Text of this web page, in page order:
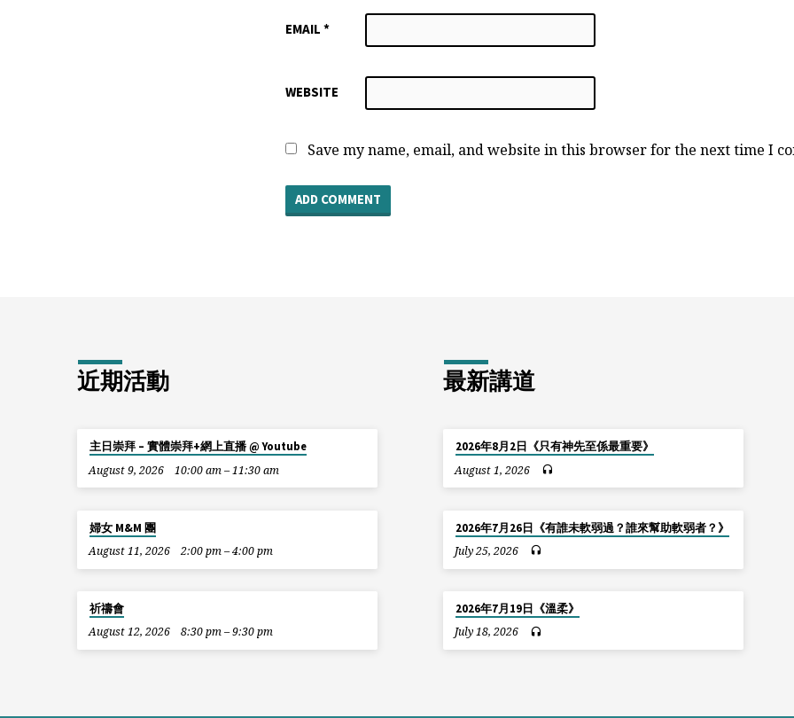
EMAIL *
WEBSITE
Save my name, email, and website in this browser for the next time I
近期活動
主日崇拜 – 實體崇拜+網上直播 @ Youtube
August 9, 2026
10:00 am – 11:30 am
婦女 M&M 團
August 11, 2026
2:00 pm – 4:00 pm
祈禱會
August 12, 2026
8:30 pm – 9:30 pm
最新講道
2026年8月2日《只有神先至係最重要》
August 1, 2026
2026年7月26日《有誰未軟弱過？誰來幫助軟弱者？》
July 25, 2026
2026年7月19日《溫柔》
July 18, 2026